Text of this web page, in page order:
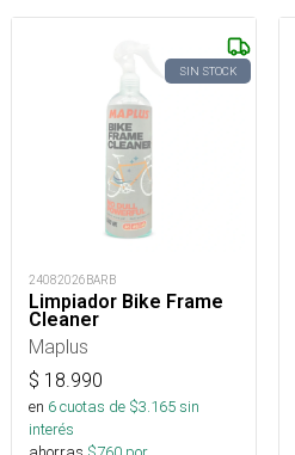
SIN STOCK
24082026BARB
Limpiador Bike Frame
Cleaner
Maplus
$ 18.990
en 6cuotas de $3.165sin
interés